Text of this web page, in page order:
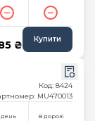
₴ Купити
Код: 8424
MU470013
день В дорозі